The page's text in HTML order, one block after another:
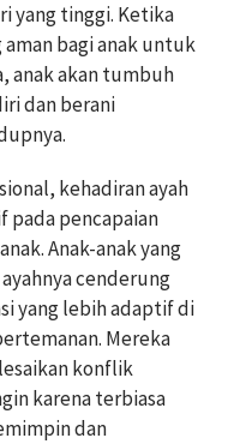
yang tinggi. Ketika
bagi anak untuk
anak akan tumbuh
dan berani
kehadiran ayah
pada pencapaian
Anak-anak yang
cenderung
yang lebih adaptif di
Mereka
konflik
karena terbiasa
dan